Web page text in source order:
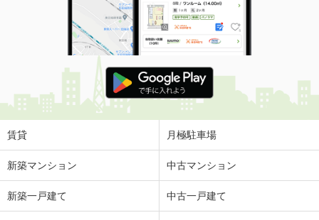
賃貸 月極駐車場
新築マンション 中古マンション
新築一戸建て 中古一戸建て